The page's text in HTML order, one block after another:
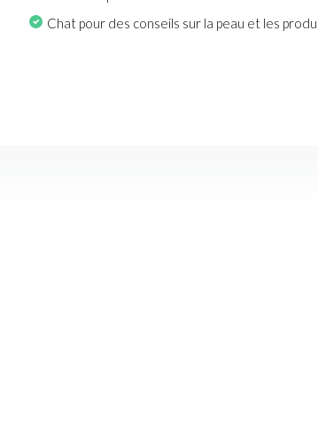
Chat pour des conseils sur la peau et les